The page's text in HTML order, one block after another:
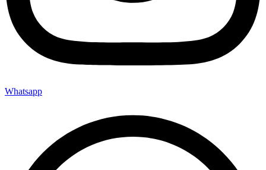
Whatsapp